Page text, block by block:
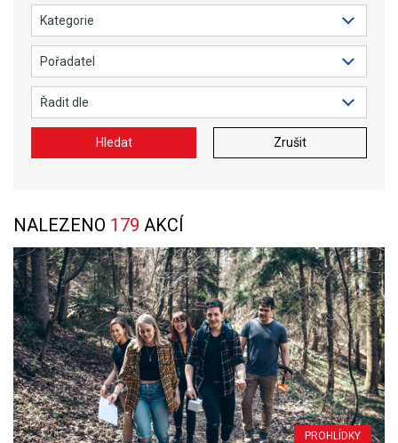
Hledat Zrušit
NALEZENO 179 AKCÍ
PROHLÍDKY